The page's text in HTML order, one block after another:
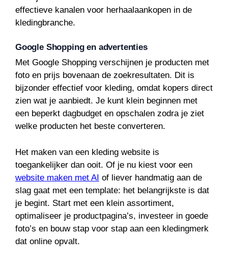
effectieve kanalen voor herhaalaankopen in de
kledingbranche.
Google Shopping en advertenties
Met Google Shopping verschijnen je producten met
foto en prijs bovenaan de zoekresultaten. Dit is
bijzonder effectief voor kleding, omdat kopers direct
zien wat je aanbiedt. Je kunt klein beginnen met
een beperkt dagbudget en opschalen zodra je ziet
welke producten het beste converteren.
Het maken van een kleding website is
toegankelijker dan ooit. Of je nu kiest voor een
website maken met AI of liever handmatig aan de
slag gaat met een template: het belangrijkste is dat
je begint. Start met een klein assortiment,
optimaliseer je productpagina’s, investeer in goede
foto’s en bouw stap voor stap aan een kledingmerk
dat online opvalt.